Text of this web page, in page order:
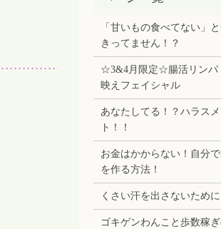
「甘いもの食べてない」
きってません！？
☆3&4月限定☆腸活リンパ
映えフェイシャル
あなたしてる！？ハラス
ト！！
お金はかからない！自分
を作る方法！
くさい汗を出さないために
ゴキゲンわんこと歩数稼